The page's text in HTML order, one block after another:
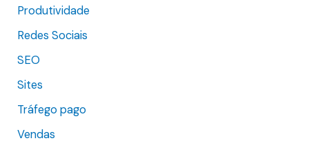
Produtividade
Redes Sociais
SEO
Sites
Tráfego pago
Vendas